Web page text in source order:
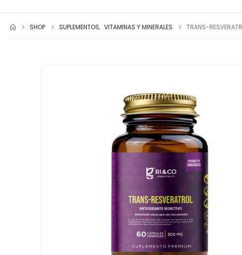
SHOP SUPLEMENTOS, VITAMINAS Y MINERALES TRANS-